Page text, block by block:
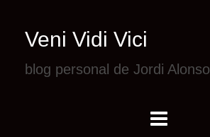
Veni Vidi Vici
blog personal de Jordi Alonso